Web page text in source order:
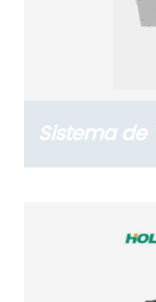
Sistema